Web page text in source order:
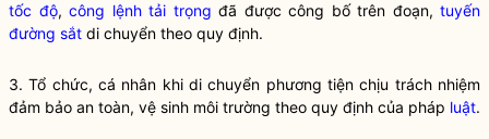
tốc độ, công lệnh tải trọng đã được công bố trên đoạn, tuyến
đường sắt di chuyển theo quy định.
3. Tổ chức, cá nhân khi di chuyển phương tiện chịu trách nhiệm
đảm bảo an toàn, vệ sinh môi trường theo quy định của pháp luật.